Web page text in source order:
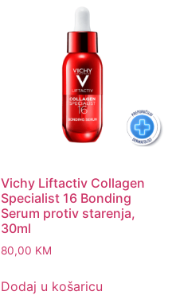
Vichy Liftactiv Collagen
Specialist 16 Bonding
Serum protiv starenja,
30ml
80,00 KM
Dodaj u košaricu